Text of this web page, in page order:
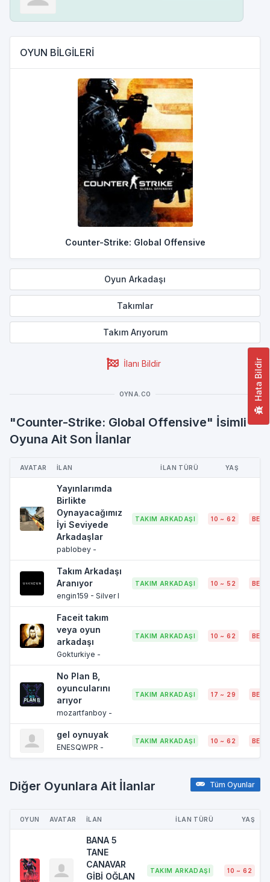
Hata Bildir
OYUN BİLGİLERİ
Counter-Strike: Global Offensive
Oyun Arkadaşı
Takımlar
Takım Arıyorum
İlanı Bildir
OYNA.CO
"Counter-Strike: Global Offensive" İsimli
Oyuna Ait Son İlanlar
AVATAR İLAN İLAN TÜRÜ YAŞ
Yayınlarımda
Birlikte
Oynayacağımız
İyi Seviyede
Arkadaşlar
pablobey -
TAKIM ARKADAŞI 10 ~ 62
Takım Arkadaşı
Aranıyor
engin159 - Silver I
TAKIM ARKADAŞI 10 ~ 52
Faceit takım
veya oyun
arkadaşı
Gokturkiye -
TAKIM ARKADAŞI 10 ~ 62
No Plan B,
oyuncularını
arıyor
mozartfanboy -
TAKIM ARKADAŞI 17 ~ 29
gel oynuyak
ENESQWPR -
TAKIM ARKADAŞI 10 ~ 62
Diğer Oyunlara Ait İlanlar Tüm Oyunlar
OYUN AVATAR İLAN İLAN TÜRÜ YAŞ
BANA 5
TANE
CANAVAR
GİBİ OĞLAN
TAKIM ARKADAŞI 10 ~ 62